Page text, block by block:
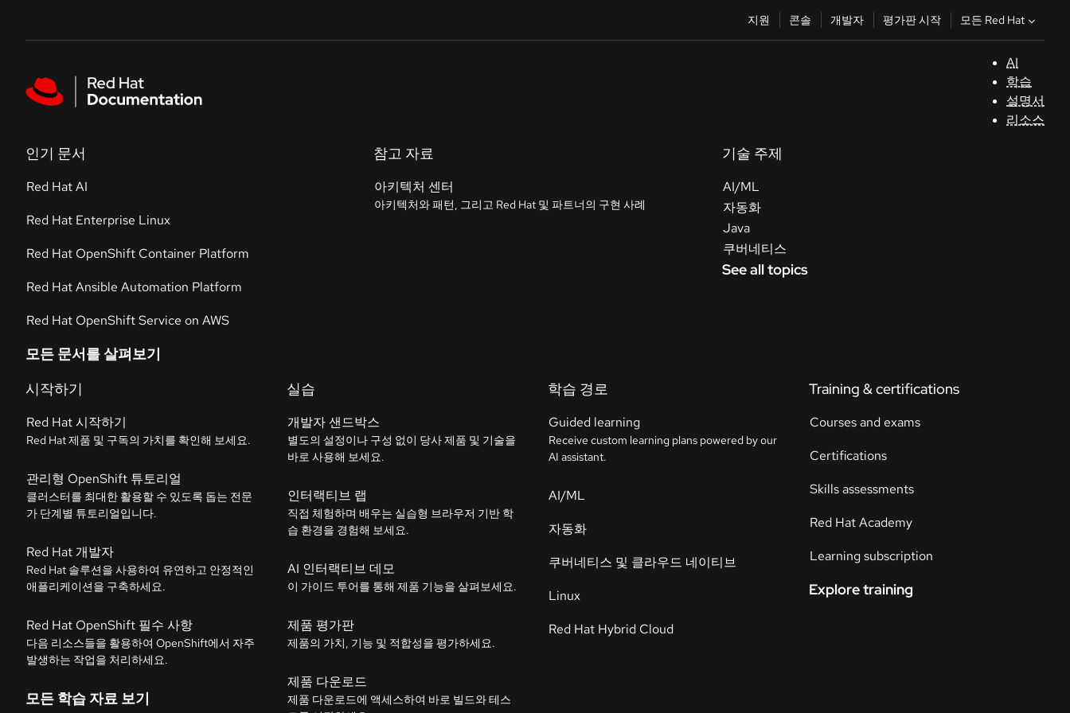
지원 콘솔 개발자 평가판 시작 모든 Red Hat
AI
학습
설명서
리소스
인기 문서
Red Hat AI
Red Hat Enterprise Linux
Red Hat OpenShift Container Platform
Red Hat Ansible Automation Platform
Red Hat OpenShift Service on AWS
모든 문서를 살펴보기
참고 자료
아키텍처 센터
아키텍처와 패턴, 그리고 Red Hat 및 파트너의 구현 사례
기술 주제
AI/ML
자동화
Java
쿠버네티스
See all topics
시작하기
Red Hat 시작하기
Red Hat 제품 및 구독의 가치를 확인해 보세요.
관리형 OpenShift 튜토리얼
클러스터를 최대한 활용할 수 있도록 돕는 전문
가 단계별 튜토리얼입니다.
Red Hat 개발자
Red Hat 솔루션을 사용하여 유연하고 안정적인
애플리케이션을 구축하세요.
Red Hat OpenShift 필수 사항
다음 리소스들을 활용하여 OpenShift에서 자주
발생하는 작업을 처리하세요.
모든 학습 자료 보기
실습
개발자 샌드박스
별도의 설정이나 구성 없이 당사 제품 및 기술을
바로 사용해 보세요.
인터랙티브 랩
직접 체험하며 배우는 실습형 브라우저 기반 학
습 환경을 경험해 보세요.
AI 인터랙티브 데모
이 가이드 투어를 통해 제품 기능을 살펴보세요.
제품 평가판
제품의 가치, 기능 및 적합성을 평가하세요.
제품 다운로드
제품 다운로드에 액세스하여 바로 빌드와 테스
학습 경로
Guided learning
Receive custom learning plans powered by our
AI assistant.
AI/ML
자동화
쿠버네티스 및 클라우드 네이티브
Linux
Red Hat Hybrid Cloud
Training & certifications
Courses and exams
Certifications
Skills assessments
Red Hat Academy
Learning subscription
Explore training